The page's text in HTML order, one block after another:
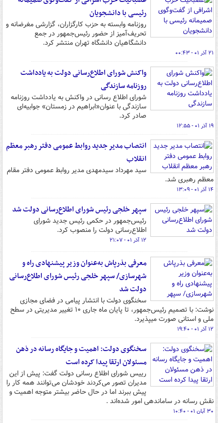
رئیسی با دانشجویان
روزنامه وابسته به حزب کارگزاران، گزارشی مغرضانه و
تحریف‌آمیز از حضور رئیس‌جمهور در جمع
دانشگاهیان دانشگاه تهران منتشر کرد.
۲۱ آذر ۰۱ - ۰۰:۴۳
واکنش شورای اطلاع‌رسانی دولت به یادداشت
روزنامه سازندگی
شورای اطلاع رسانی در واکنش به یادداشت روزنامه
سازندگی با عنوان«ابراهیم در زمستان» جوابیه‌ای
صادر کرد.
۱۹ آذر ۰۱ - ۱۲:۵۵
انتصاب مدیر جدید روابط عمومی دفتر رهبر معظم
انقلاب
سید مهرداد سیدمهدی مدیر روابط عمومی دفتر مقام
معظم رهبری شد.
۱۴ آذر ۰۱ - ۱۳:۰۹
سپهر خلجی رئیس شورای اطلاع‌رسانی دولت شد
رئیس‌جمهور در حکمی رئیس جدید شورای
اطلاع‌رسانی دولت را منصوب کرد.
۱۲ آذر ۰۱ - ۲۱:۰۷
معرفی بذرپاش به‌عنوان وزیر پیشنهادی راه و
شهرسازی/ سپهر خلجی رئیس شورای اطلاع‌رسانی
دولت شد
سخنگوی دولت با انتشار پیامی در فضای مجازی
نوشت: با تصمیم رئیس‌جمهور، تا پایان ماه جاری ۱۰ تغییر مدیریتی در سطح
ملی و استانی صورت میپذیرد.
۱۲ آذر ۰۱ - ۱۹:۴۰
سخنگوی دولت: اهمیت و جایگاه رسانه‌ در ذهن
مسئولان ارتقا پیدا کرده است
رییس شورای اطلاع رسانی دولت گفت: پیش از این
مدیران تصور می‌کردند خودشان می‌توانند همه کار را
پیش ببرند اما در حال حاضر بیشتر متوجه اهمیت و
نقش رسانه در ساماندهی امور شده‌اند .
۳۰ آبان ۰۱ - ۱۰:۴۰